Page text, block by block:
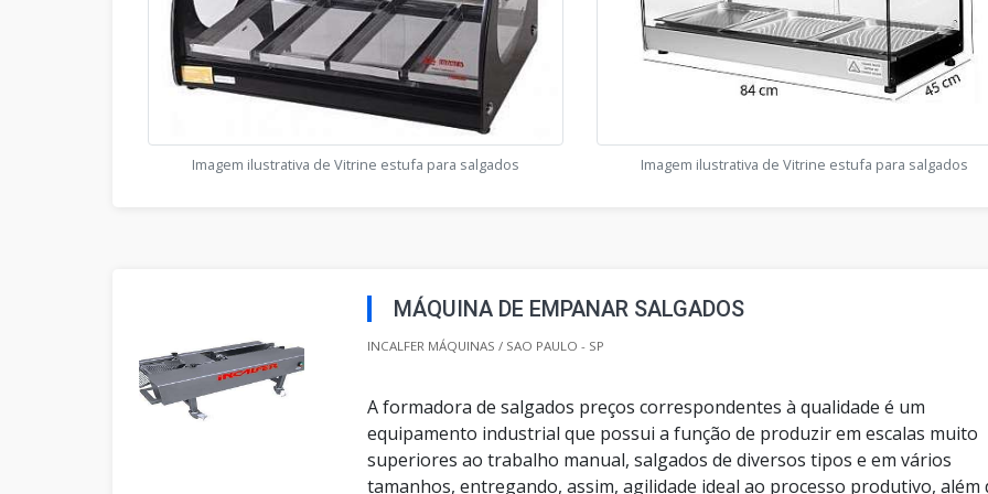
Imagem ilustrativa de Vitrine estufa para salgados Imagem ilustrativa de Vitrine estufa para salgados
MÁQUINA DE EMPANAR SALGADOS
INCALFER MÁQUINAS / SAO PAULO - SP
A formadora de salgados preços correspondentes à qualidade é um
equipamento industrial que possui a função de produzir em escalas muito
superiores ao trabalho manual, salgados de diversos tipos e em vários
tamanhos, entregando, assim, agilidade ideal ao processo produtivo, além